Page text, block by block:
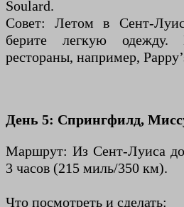
Soulard.
Совет: Летом в Сент-
берите легкую одежду.
рестораны, например,
День 5: Спрингфилд,
Маршрут: Из Сент-Луиса до
3 часов (215 миль/350 км).
Что посмотреть и сделать: